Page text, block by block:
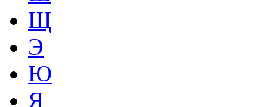
Щ
Э
Ю
Я